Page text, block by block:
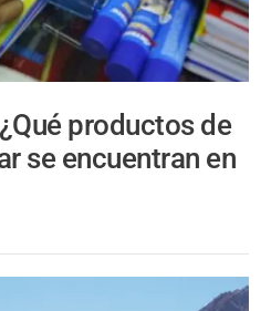
¿Qué productos de
se encuentran en